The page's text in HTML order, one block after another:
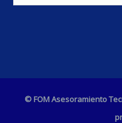
© FOM Asesoramiento